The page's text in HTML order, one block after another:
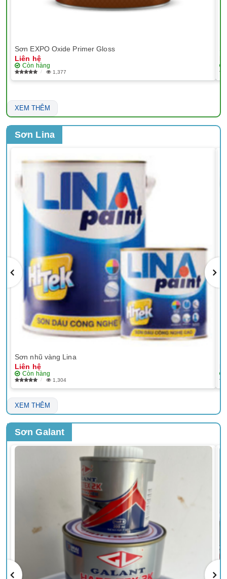
Sơn EXPO Oxide Primer Gloss
Liên hệ
Còn hàng
1,377
XEM THÊM
Sơn Lina
Sơn nhũ vàng Lina
Liên hệ
Còn hàng
1,304
XEM THÊM
Sơn Galant